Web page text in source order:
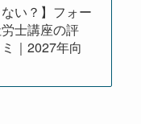
ない？】フォー
士講座の評
｜2027年向